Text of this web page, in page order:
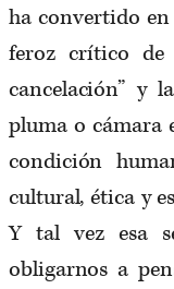
ha convertido
feroz crítico de
cancelación” y
pluma o cámara
condición
cultural, ética y
Y tal vez esa
obligarnos a